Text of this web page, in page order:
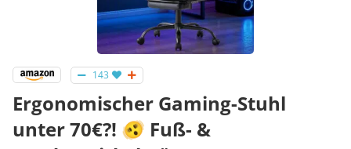
143
Ergonomischer Gaming-Stuhl
unter 70€?! 🫨 Fuß- &